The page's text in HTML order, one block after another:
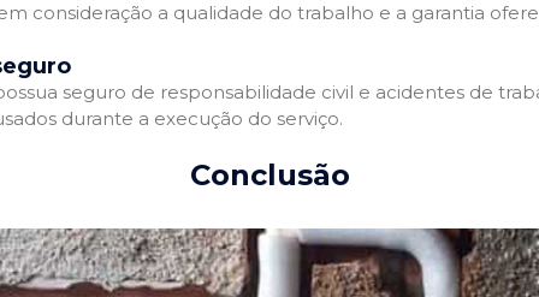
consideração a qualidade do trabalho e a garantia
seguro de responsabilidade civil e acidentes de
durante a execução do serviço.
Conclusão